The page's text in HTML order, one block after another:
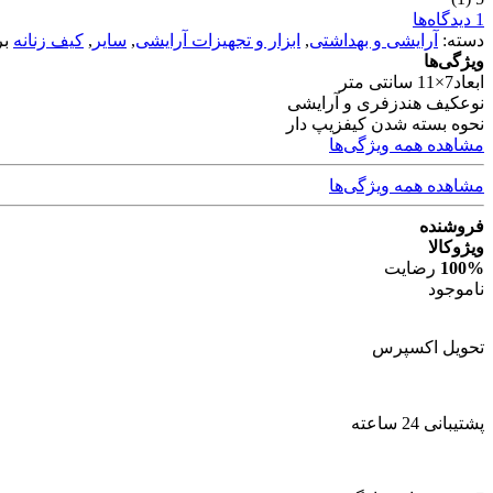
1 دیدگاه‌ها
دسته: آرایشی و بهداشتی, ابزار و تجهیزات آرایشی, سایر , کیف زنانه
ویژگی‌ها
ابعاد7×11 سانتی متر
نوعکیف هندزفری و آرایشی
نحوه بسته شدن کیفزیپ دار
مشاهده همه ویژگی‌ها
مشاهده همه ویژگی‌ها
فروشنده
ویژوکالا
100% رضایت
ناموجود
تحویل اکسپرس
پشتیبانی 24 ساعته